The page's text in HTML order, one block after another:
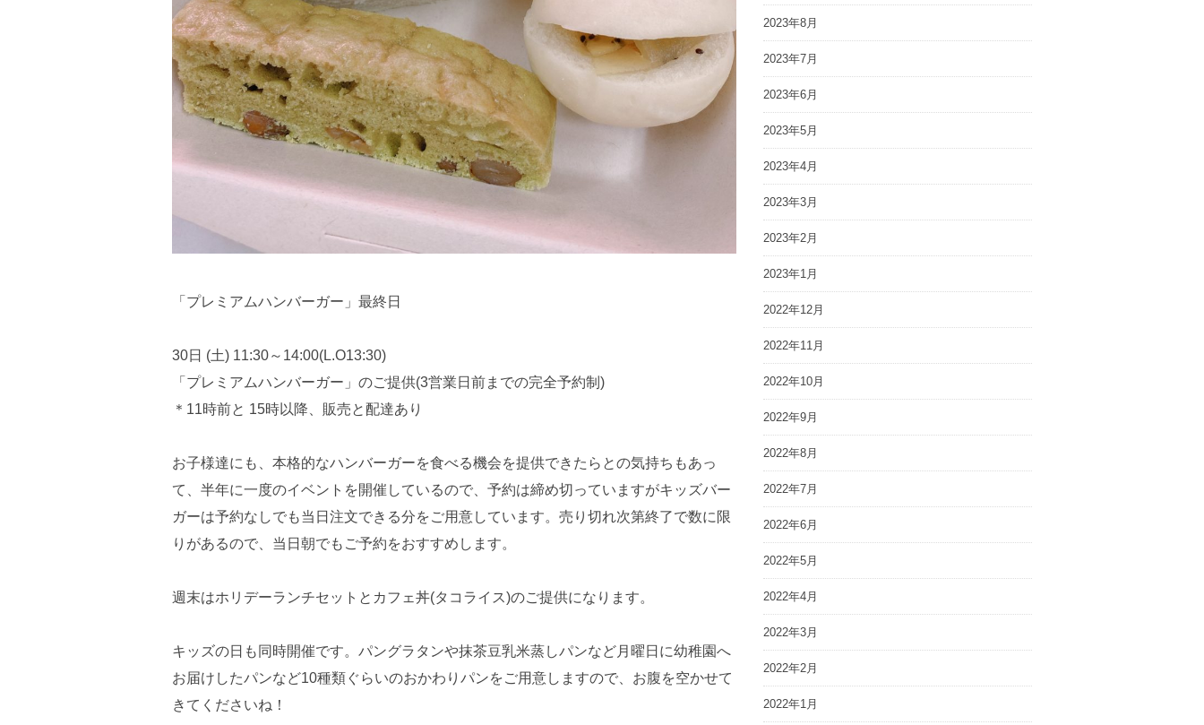
「プレミアムハンバーガー」最終日
30日 (土) 11:30～14:00(L.O13:30)
「プレミアムハンバーガー」のご提供(3営業日前までの完全予約制)
＊11時前と 15時以降、販売と配達あり
お子様達にも、本格的なハンバーガーを食べる機会を提供できたらとの気持ちもあっ
て、半年に一度のイベントを開催しているので、予約は締め切っていますがキッズバー
ガーは予約なしでも当日注文できる分をご用意しています。売り切れ次第終了で数に限
りがあるので、当日朝でもご予約をおすすめします。
週末はホリデーランチセットとカフェ丼(タコライス)のご提供になります。
キッズの日も同時開催です。パングラタンや抹茶豆乳米蒸しパンなど月曜日に幼稚園へ
お届けしたパンなど10種類ぐらいのおかわりパンをご用意しますので、お腹を空かせて
きてくださいね！
2023年8月
2023年7月
2023年6月
2023年5月
2023年4月
2023年3月
2023年2月
2023年1月
2022年12月
2022年11月
2022年10月
2022年9月
2022年8月
2022年7月
2022年6月
2022年5月
2022年4月
2022年3月
2022年2月
2022年1月